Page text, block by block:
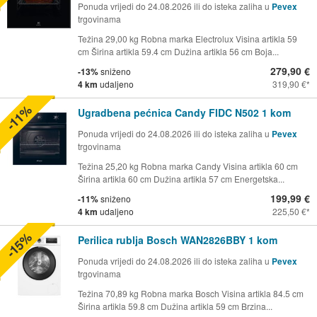
Ponuda vrijedi do 24.08.2026 ili do isteka zaliha u Pevex
trgovinama
Težina 29,00 kg Robna marka Electrolux Visina artikla 59
cm Širina artikla 59.4 cm Dužina artikla 56 cm Boja...
-13%sniženo
4 km udaljeno
279,90 €
319,90 €
Ugradbena pećnica Candy FIDC N502 1 kom
Ponuda vrijedi do 24.08.2026 ili do isteka zaliha u Pevex
trgovinama
Težina 25,20 kg Robna marka Candy Visina artikla 60 cm
Širina artikla 60 cm Dužina artikla 57 cm Energetska...
-11%sniženo
4 km udaljeno
199,99 €
225,50 €
-11%
Perilica rublja Bosch WAN2826BBY 1 kom
Ponuda vrijedi do 24.08.2026 ili do isteka zaliha u Pevex
trgovinama
Težina 70,89 kg Robna marka Bosch Visina artikla 84.5 cm
Širina artikla 59.8 cm Dužina artikla 59 cm Brzina...
-15%